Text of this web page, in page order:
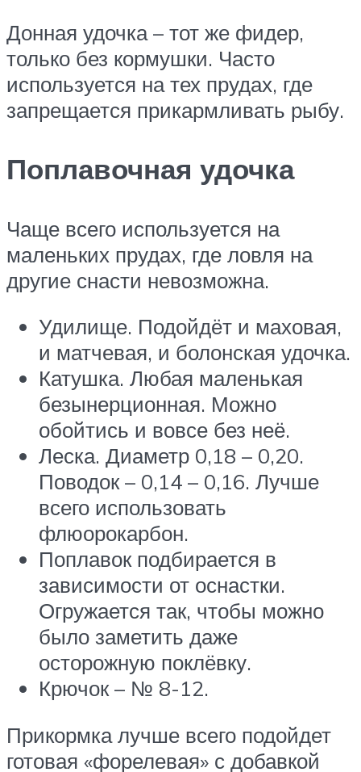
Донная удочка – тот же фидер,
только без кормушки. Часто
используется на тех прудах, где
запрещается прикармливать рыбу.
Поплавочная удочка
Чаще всего используется на
маленьких прудах, где ловля на
другие снасти невозможна.
Удилище. Подойдёт и маховая,
и матчевая, и болонская удочка.
Катушка. Любая маленькая
безынерционная. Можно
обойтись и вовсе без неё.
Леска. Диаметр 0,18 – 0,20.
Поводок – 0,14 – 0,16. Лучше
всего использовать
флюорокарбон.
Поплавок подбирается в
зависимости от оснастки.
Огружается так, чтобы можно
было заметить даже
осторожную поклёвку.
Крючок – № 8-12.
Прикормка лучше всего подойдет
готовая «форелевая» с добавкой